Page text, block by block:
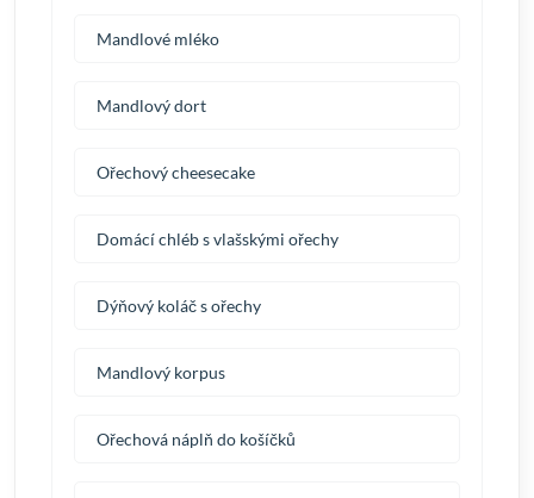
Mandlové mléko
Mandlový dort
Ořechový cheesecake
Domácí chléb s vlašskými ořechy
Dýňový koláč s ořechy
Mandlový korpus
Ořechová náplň do košíčků